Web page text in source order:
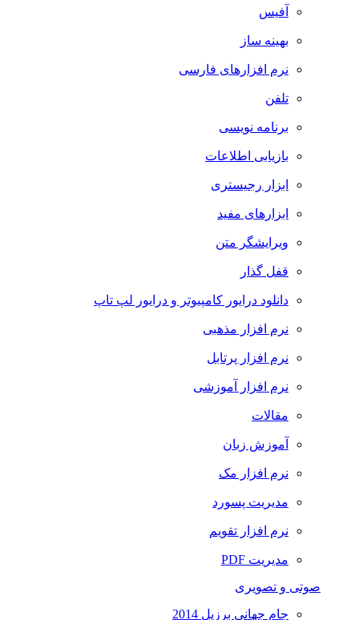
آفیس
بهینه ساز
نرم افزارهای فارسی
تلفن
برنامه نویسی
بازیابی اطلاعات
ابزار رجیستری
ابزارهای مفید
ویرایشگر متن
قفل گذار
دانلود درایور کامپیوتر و درایور لپ تاپ
نرم افزار مذهبی
نرم افزار پرتابل
نرم افزار آموزشی
مقالات
آموزش زبان
نرم افزار مک
مدیریت پسورد
نرم افزار تقویم
مدیریت PDF
صوتی و تصویری
جام جهانی برزیل 2014